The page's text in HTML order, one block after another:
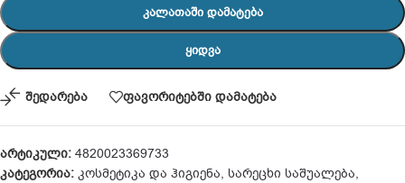
ᲙᲐᲚᲐᲗᲐᲨᲘ ᲓᲐᲛᲐᲢᲔᲑᲐ
ᲧᲘᲓᲕᲐ
შედარება ფავორიტებში დამატება
არტიკული: 4820023369733
კატეგორია: კოსმეტიკა და ჰიგიენა, სარეცხი საშუალება,